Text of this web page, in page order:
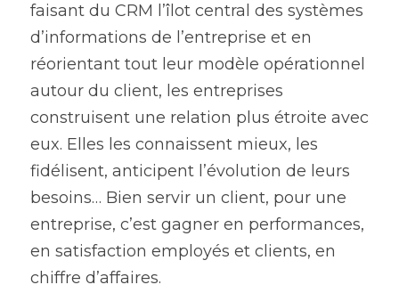
faisant du CRM l’îlot central des systèmes
d’informations de l’entreprise et en
réorientant tout leur modèle opérationnel
autour du client, les entreprises
construisent une relation plus étroite avec
eux. Elles les connaissent mieux, les
fidélisent, anticipent l’évolution de leurs
besoins… Bien servir un client, pour une
entreprise, c’est gagner en performances,
en satisfaction employés et clients, en
chiffre d’affaires.